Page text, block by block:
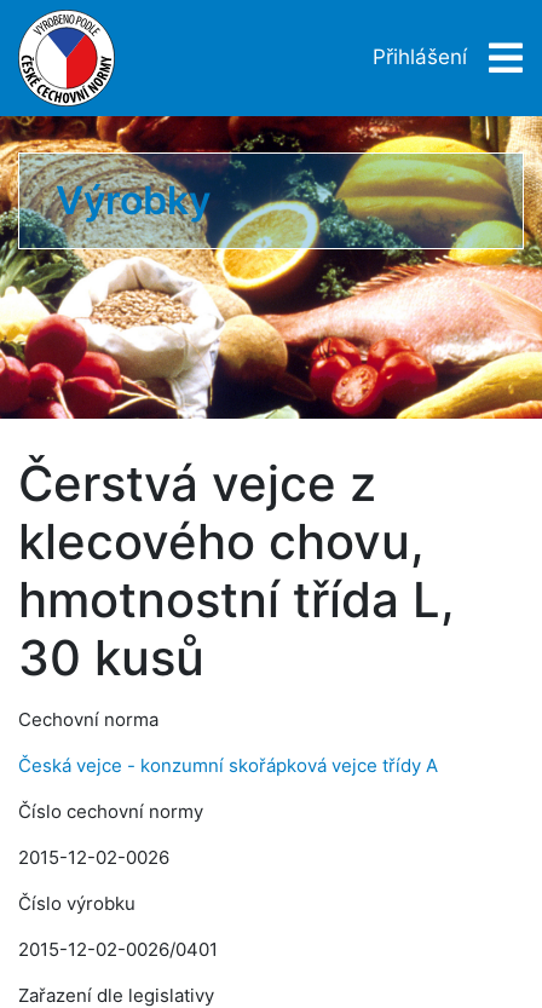
Přihlášení
Výrobky
Čerstvá vejce z
klecového chovu,
hmotnostní třída L,
30 kusů
Cechovní norma
Česká vejce - konzumní skořápková vejce třídy A
Číslo cechovní normy
2015-12-02-0026
Číslo výrobku
2015-12-02-0026/0401
Zařazení dle legislativy